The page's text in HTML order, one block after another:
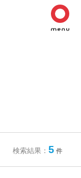
検索結果： 5 件